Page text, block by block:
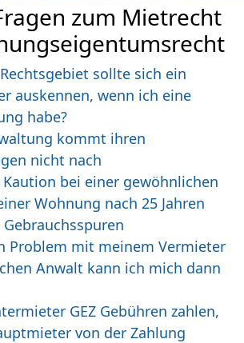
zum Mietrecht
sollte sich ein
auskennen, wenn ich eine
habe?
kommt ihren
nicht nach
bei einer gewöhnlichen
Wohnung nach 25 Jahren
Problem mit meinem Vermieter
Anwalt kann ich mich dann
GEZ Gebühren zahlen,
von der Zahlung